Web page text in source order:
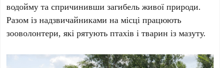
водойму та спричинивши загибель живої природи.
Разом із надзвичайниками на місці працюють
зооволонтери, які рятують птахів і тварин із мазуту.